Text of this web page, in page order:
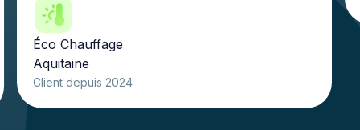
Éco Chauffage
Aquitaine
Client depuis 2024